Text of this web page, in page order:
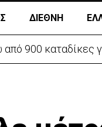
ΔΙΕΘΝΗ
να ξαναζωντανέψει